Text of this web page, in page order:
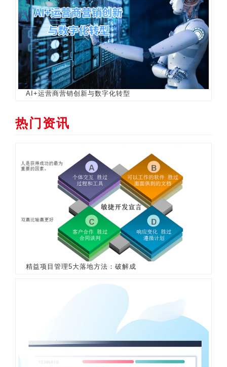
AI+运营商营销创新与数字化转型
热门资讯
精益项目管理5大落地方法：破解成